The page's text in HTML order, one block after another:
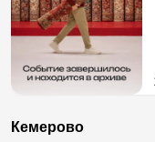
Кемерово